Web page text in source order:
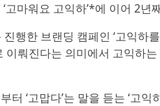
고마워요 고익하’*에 이어 2
행한 브랜딩 캠페인 ‘고익하
뤄진다는 의미에서 고익하
터 ‘고맙다’는 말을 듣는 ‘고